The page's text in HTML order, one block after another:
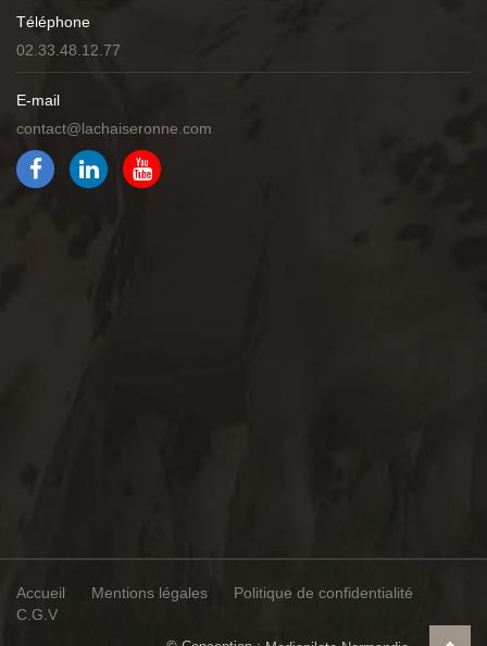
Téléphone
02.33.48.12.77
E-mail
contact@lachaiseronne.com
Accueil Mentions légales
Politique de confidentialité
C.G.V